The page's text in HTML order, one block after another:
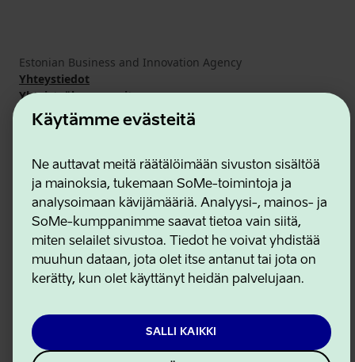
Käytämme evästeitä
Ne auttavat meitä räätälöimään sivuston sisältöä
ja mainoksia, tukemaan SoMe-toimintoja ja
analysoimaan kävijämääriä. Analyysi-, mainos- ja
SoMe-kumppanimme saavat tietoa vain siitä,
miten selailet sivustoa. Tiedot he voivat yhdistää
muuhun dataan, jota olet itse antanut tai jota on
kerätty, kun olet käyttänyt heidän palvelujaan.
SALLI KAIKKI
Estonian Business and Innovation Agency
Yhteystiedot
Yhteistyökumppanit
Käyttöehdot
Eväste- ja tietosuojakäytäntö